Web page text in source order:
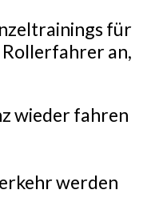
für
an,
wieder fahren
werden